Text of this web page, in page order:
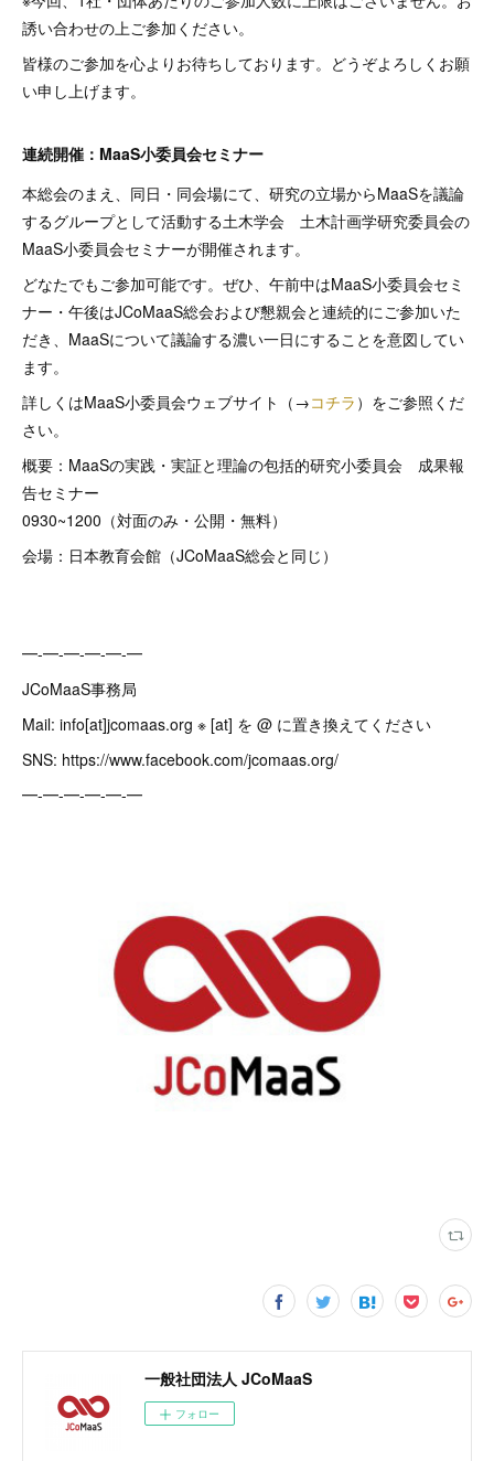
誘い合わせの上ご参加ください。
皆様のご参加を心よりお待ちしております。どうぞよろしくお願
い申し上げます。
連続開催：MaaS小委員会セミナー
本総会のまえ、同日・同会場にて、研究の立場からMaaSを議論
するグループとして活動する土木学会 土木計画学研究委員会の
MaaS小委員会セミナーが開催されます。
どなたでもご参加可能です。ぜひ、午前中はMaaS小委員会セミ
ナー・午後はJCoMaaS総会および懇親会と連続的にご参加いた
だき、MaaSについて議論する濃い一日にすることを意図してい
ます。
詳しくはMaaS小委員会ウェブサイト（→コチラ ）をご参照くだ
さい。
概要：MaaSの実践・実証と理論の包括的研究小委員会 成果報
告セミナー
0930~1200（対面のみ・公開・無料）
会場：日本教育会館（JCoMaaS総会と同じ）
━-━-━-━-━-━
JCoMaaS事務局
Mail: info[at]jcomaas.org ※ [at] を @ に置き換えてください
SNS: https://www.facebook.com/jcomaas.org/
━-━-━-━-━-━
一般社団法人 JCoMaaS
フォロー